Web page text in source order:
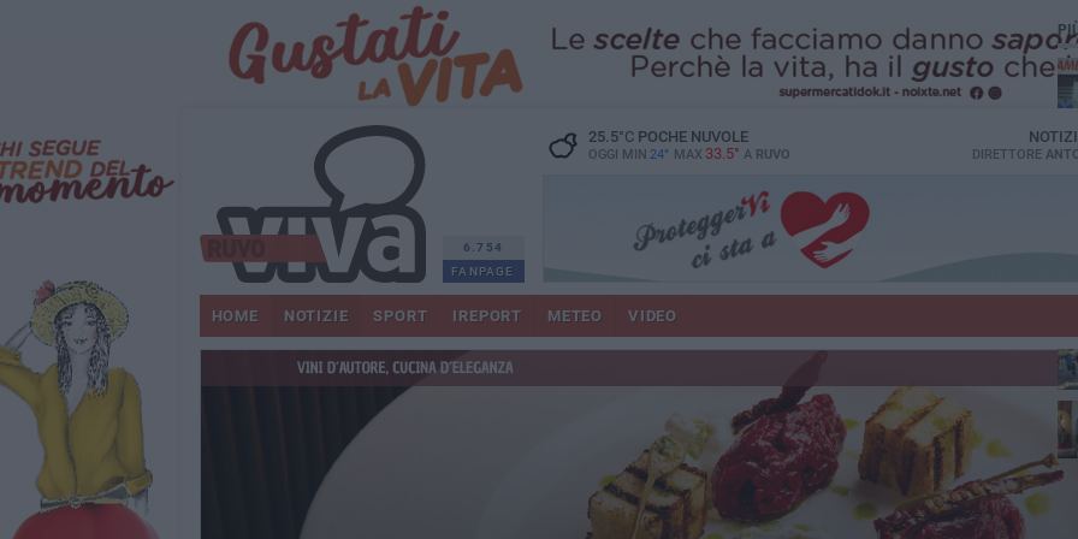
6.754
FANPAGE
25.5°CPOCHE NUVOLE
OGGI MIN 24° MAX 33.5° A RUVO DIRETTORE
HOME NOTIZIE SPORT IREPORT METEO VIDEO